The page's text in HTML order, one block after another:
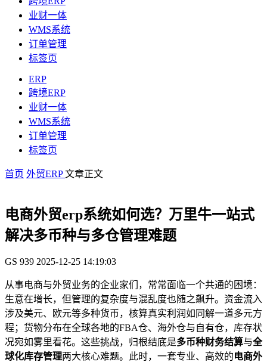
业财一体
WMS系统
订单管理
标签页
ERP
跨境ERP
业财一体
WMS系统
订单管理
标签页
首页 外贸ERP文章正文
电商外贸erp系统如何选？万里牛一站式
解决多币种与多仓管理难题
GS 939 2025-12-25 14:19:03
从事电商与外贸业务的企业家们，常常面临一个共通的困境：
生意在增长，但管理的复杂度与混乱度也随之飙升。资金流入
涉及美元、欧元等多种货币，核算真实利润如同解一道多元方
程；货物分布在全球各地的FBA仓、海外仓与自有仓，库存状
况宛如雾里看花。这些挑战，归根结底是多币种财务结算与全
球化库存管理两大核心难题。此时，一套专业、高效的电商外